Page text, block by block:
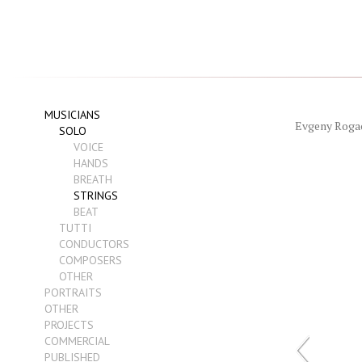
MUSICIANS
SOLO
VOICE
HANDS
BREATH
STRINGS
BEAT
TUTTI
CONDUCTORS
COMPOSERS
OTHER
PORTRAITS
OTHER
PROJECTS
COMMERCIAL
PUBLISHED
Evgeny